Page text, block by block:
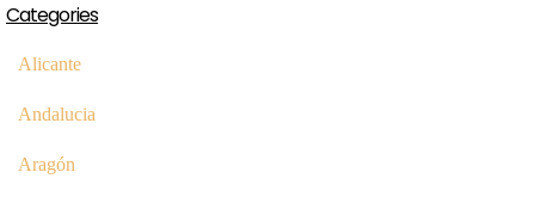
Categories
Alicante
Andalucia
Aragón